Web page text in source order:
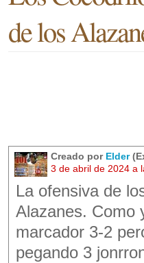
de los
Creado por Elder
3 de abril de 2024 a
La ofensiva de
Alazanes. Como
marcador 3-2
pegando 3